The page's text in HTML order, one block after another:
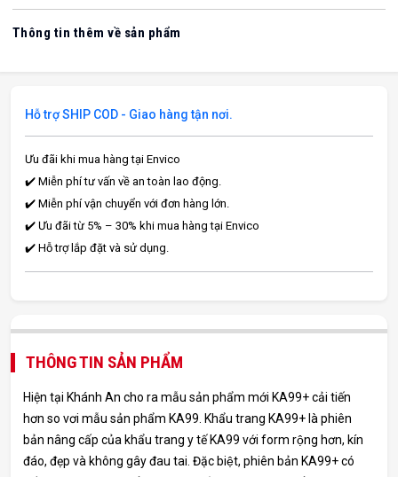
Thông tin thêm về sản phẩm
Hỗ trợ SHIP COD - Giao hàng tận nơi.
Ưu đãi khi mua hàng tại Envico
✔️ Miễn phí tư vấn về an toàn lao động.
✔️ Miễn phí vận chuyển với đơn hàng lớn.
✔️ Ưu đãi từ 5% – 30% khi mua hàng tại Envico
✔️ Hỗ trợ lắp đặt và sử dụng.
THÔNG TIN SẢN PHẨM
Hiện tại Khánh An cho ra mẫu sản phẩm mới KA99+ cải tiến
hơn so vơi mẫu sản phẩm KA99. Khẩu trang KA99+ là phiên
bản nâng cấp của khẩu trang y tế KA99 với form rộng hơn, kín
đáo, đẹp và không gây đau tai. Đặc biệt, phiên bản KA99+ có